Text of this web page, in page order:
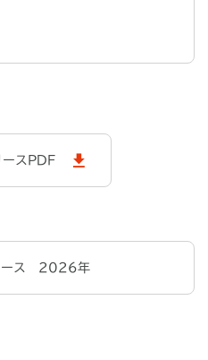
ースPDF
ース 2026年